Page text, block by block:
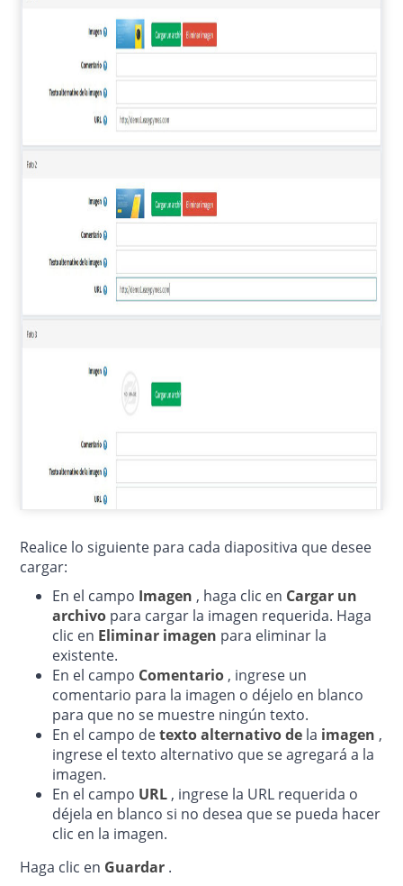
Realice lo siguiente para cada diapositiva que desee
cargar:
En el campo Imagen , haga clic en Cargar un
archivo para cargar la imagen requerida. Haga
clic en Eliminar imagen para eliminar la
existente.
En el campo Comentario , ingrese un
comentario para la imagen o déjelo en blanco
para que no se muestre ningún texto.
En el campo detexto alternativo de la imagen ,
ingrese el texto alternativo que se agregará a la
imagen.
En el campo URL , ingrese la URL requerida o
déjela en blanco si no desea que se pueda hacer
clic en la imagen.
Haga clic en Guardar .